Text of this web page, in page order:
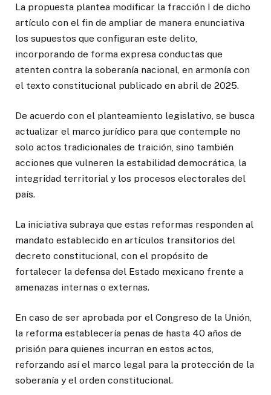
La propuesta plantea modificar la fracción I de dicho
artículo con el fin de ampliar de manera enunciativa
los supuestos que configuran este delito,
incorporando de forma expresa conductas que
atenten contra la soberanía nacional, en armonía con
el texto constitucional publicado en abril de 2025.
De acuerdo con el planteamiento legislativo, se busca
actualizar el marco jurídico para que contemple no
solo actos tradicionales de traición, sino también
acciones que vulneren la estabilidad democrática, la
integridad territorial y los procesos electorales del
país.
La iniciativa subraya que estas reformas responden al
mandato establecido en artículos transitorios del
decreto constitucional, con el propósito de
fortalecer la defensa del Estado mexicano frente a
amenazas internas o externas.
En caso de ser aprobada por el Congreso de la Unión,
la reforma establecería penas de hasta 40 años de
prisión para quienes incurran en estos actos,
reforzando así el marco legal para la protección de la
soberanía y el orden constitucional.